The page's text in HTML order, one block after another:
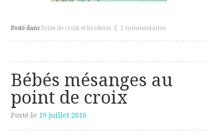
Posté dans Point de croix et broderie / 2 commentaires
Bébés mésanges au
point de croix
Posté le 19 juillet 2016